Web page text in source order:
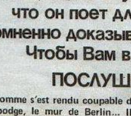
générales de vente.